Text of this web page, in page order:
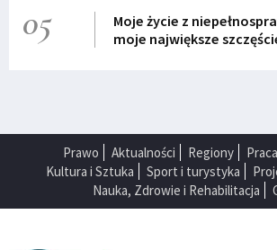
05
Moje życie z
moje największe
Prawo Aktualności Regiony Praca
Kultura i Sztuka
Sport i turystyka
Nauka, Zdrowie i Rehabilitacja